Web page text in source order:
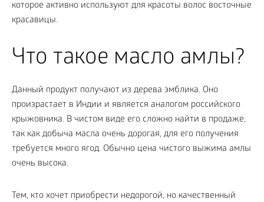
которое активно используют для красоты волос восточные
красавицы.
Что такое масло амлы?
Данный продукт получают из дерева эмблика. Оно
произрастает в Индии и является аналогом российского
крыжовника. В чистом виде его сложно найти в продаже,
так как добыча масла очень дорогая, для его получения
требуется много ягод. Обычно цена чистого выжима амлы
очень высока.
Тем, кто хочет приобрести недорогой, но качественный